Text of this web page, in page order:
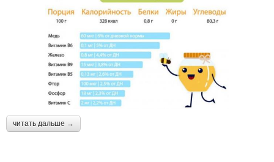
читать дальше →